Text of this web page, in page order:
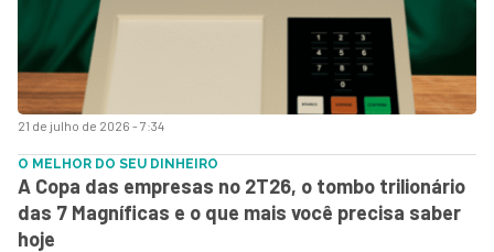
21 de julho de 2026 - 7:34
O MELHOR DO SEU DINHEIRO
A Copa das empresas no 2T26, o tombo trilionário
das 7 Magníficas e o que mais você precisa saber
hoje